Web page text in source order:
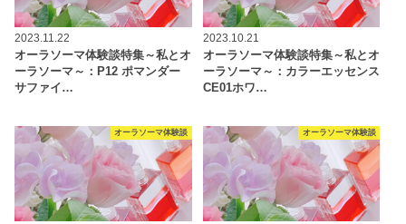
2023.11.22
オーラソーマ体験談特集～私とオ
ーラソーマ～：P12 ポマンダー
サファイ…
2023.10.21
オーラソーマ体験談特集～私とオ
ーラソーマ～：カラーエッセンス
CE01ホワ…
オーラソーマ体験談 オーラソーマ体験談